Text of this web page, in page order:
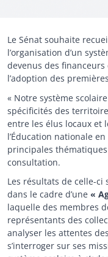
Le Sénat souhaite
l’organisation d’un
devenus des
l’adoption des
« Notre système
spécificités des
entre les élus locaux et
l’Éducation nationale
principales
consultation.
Les résultats de celle-ci
dans le cadre d’une «
laquelle des membres
représentants des
analyser les attentes
s’interroger sur ses
Fermeture de la